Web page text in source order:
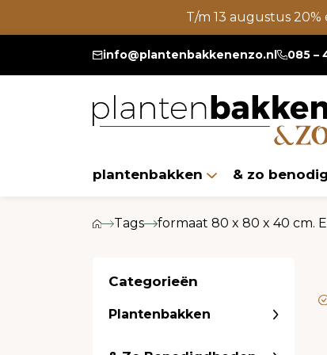
T/m 13 augustus
info@plantenbakkenenzo.nl 085 –
plantenbakken & zo
Tags formaat 80 x 80 x 40 cm.
Categorieën
Plantenbakken